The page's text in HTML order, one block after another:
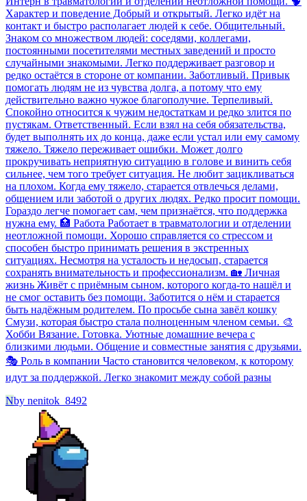
Характер и поведение Добрый и открытый. Легко идёт на
контакт и быстро располагает людей к себе. Общительный.
Знаком со множеством людей: соседями, коллегами,
постоянными посетителями местных заведений и просто
случайными знакомыми. Легко поддерживает разговор и
редко остаётся в стороне от компании. Заботливый. Привык
помогать людям не из чувства долга, а потому что ему
действительно важно чужое благополучие. Терпеливый.
Спокойно относится к чужим недостаткам и редко злится по
пустякам. Ответственный. Если взял на себя обязательства,
будет выполнять их до конца, даже если устал или ему самому
тяжело. Тяжело переживает ошибки. Может долго
прокручивать неприятную ситуацию в голове и винить себя
сильнее, чем того требует ситуация. Не любит зацикливаться
на плохом. Когда ему тяжело, старается отвлечься делами,
общением или заботой о других людях. Редко просит помощи.
Гораздо легче помогает сам, чем признаётся, что поддержка
нужна ему. 🏥 Работа Работает в травматологии и отделении
неотложной помощи. Хорошо справляется со стрессом и
способен быстро принимать решения в экстренных
ситуациях. Несмотря на усталость и недосып, старается
сохранять внимательность и профессионализм. 🏡 Личная
жизнь Живёт с приёмным сыном, которого когда-то нашёл и
не смог оставить без помощи. Заботится о нём и старается
быть надёжным родителем. По просьбе сына завёл кошку
Смузи, которая быстро стала полноценным членом семьи. 🎨
Хобби Вязание. Готовка. Уютные домашние вечера с
близкими людьми. Общение и совместные занятия с друзьями.
🎭 Роль в компании Часто становится человеком, к которому
идут за поддержкой. Легко знакомит между собой разны
Nby nenitok_8492